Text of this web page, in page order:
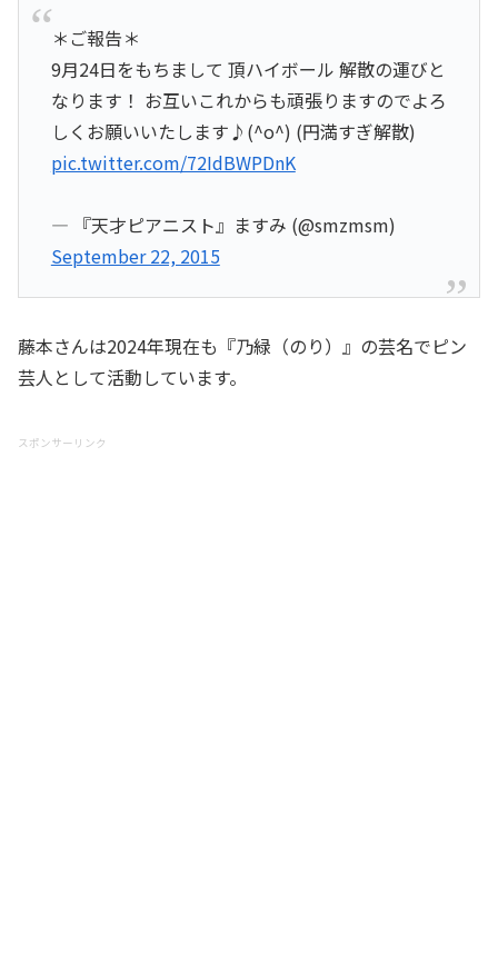
＊ご報告＊
9月24日をもちまして 頂ハイボール 解散の運びと
なります！ お互いこれからも頑張りますのでよろ
しくお願いいたします♪(^o^) (円満すぎ解散)
pic.twitter.com/72IdBWPDnK
— 『天才ピアニスト』ますみ (@smzmsm)
September 22, 2015
藤本さんは2024年現在も『乃緑（のり）』の芸名でピン
芸人として活動しています。
スポンサーリンク